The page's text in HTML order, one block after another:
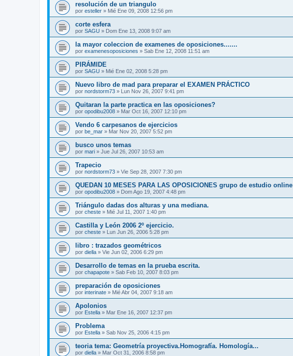
resolución de un triangulo
por esteller » Mié Ene 09, 2008 12:56 pm
corte esfera
por SAGU » Dom Ene 13, 2008 9:07 am
la mayor coleccion de examenes de oposiciones.......
por examenesoposiciones » Sab Ene 12, 2008 11:51 am
PIRÁMIDE
por SAGU » Mié Ene 02, 2008 5:28 pm
Nuevo libro de mad para preparar el EXAMEN PRÁCTICO
por nordstorm73 » Lun Nov 26, 2007 9:41 pm
Quitaran la parte practica en las oposiciones?
por opodibu2008 » Mar Oct 16, 2007 12:10 pm
Vendo 6 carpesanos de ejercicios
por be_mar » Mar Nov 20, 2007 5:52 pm
busco unos temas
por mari » Jue Jul 26, 2007 10:53 am
Trapecio
por nordstorm73 » Vie Sep 28, 2007 7:30 pm
QUEDAN 10 MESES PARA LAS OPOSICIONES grupo de estudio online
por opodibu2008 » Dom Ago 19, 2007 4:48 pm
Triángulo dadas dos alturas y una mediana.
por cheste » Mié Jul 11, 2007 1:40 pm
Castilla y León 2006 2º ejercicio.
por cheste » Lun Jun 26, 2006 5:28 pm
libro : trazados geométricos
por diella » Vie Jun 02, 2006 6:29 pm
Desarrollo de temas en la prueba escrita.
por chapapote » Sab Feb 10, 2007 8:03 pm
preparación de oposiciones
por interinate » Mié Abr 04, 2007 9:18 am
Apolonios
por Estella » Mar Ene 16, 2007 12:37 pm
Problema
por Estella » Sab Nov 25, 2006 4:15 pm
teoria tema: Geometría proyectiva.Homografía. Homología...
por diella » Mar Oct 31, 2006 8:58 pm